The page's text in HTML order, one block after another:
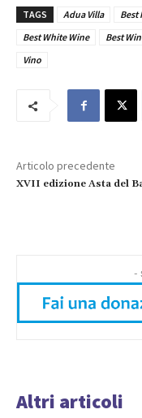
TAGS Adua Villa Best
Best White Wine
Best
Vino
Articolo precedente
XVII edizione Asta del
-
Altri articoli